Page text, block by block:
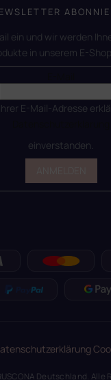
ein und wir werden
in unserem E-
E-Mail-Adresse
einverstanden.
Deutschland. Alle